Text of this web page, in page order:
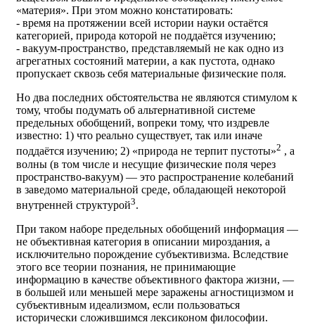
«материя». При этом можно констатировать:
- время на протяжении всей истории науки остаётся
категорией, природа которой не поддаётся изучению;
- вакуум-пространство, представляемый не как одно из
агрегатных состояний материи, а как пустота, однако
пропускает сквозь себя материальные физические поля.
Но два последних обстоятельства не являются стимулом к
тому, чтобы подумать об альтернативной системе
предельных обобщений, вопреки тому, что издревле
известно: 1) что реально существует, так или иначе
поддаётся изучению; 2) «природа не терпит пустоты»2 , а
волны (в том числе и несущие физические поля через
пространство-вакуум) — это распространение колебаний
в заведомо материальной среде, обладающей некоторой
внутренней структурой3.
При таком наборе предельных обобщений информация —
не объективная категория в описании мироздания, а
исключительно порождение субъективизма. Вследствие
этого все теории познания, не принимающие
информацию в качестве объективного фактора жизни, —
в большей или меньшей мере заражены агностицизмом и
субъективным идеализмом, если пользоваться
исторически сложившимся лексиконом философии.